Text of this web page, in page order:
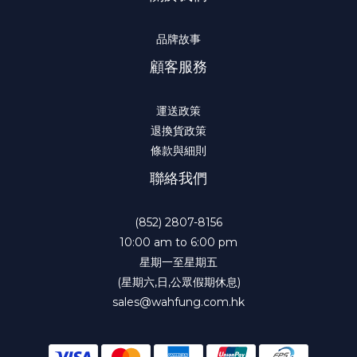
品牌故事
顧客服務
運送政策
退換貨政策
條款與細則
聯絡我們
(852) 2807-8156
10:00 am to 6:00 pm
星期一至星期五
(星期六,日,公眾假期休息)
sales@wahfung.com.hk